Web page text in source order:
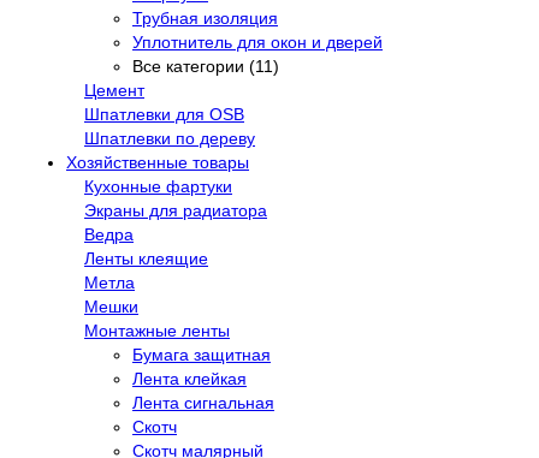
Трубная изоляция
Уплотнитель для окон и дверей
Все категории (11)
Цемент
Шпатлевки для OSB
Шпатлевки по дереву
Хозяйственные товары
Кухонные фартуки
Экраны для радиатора
Ведра
Ленты клеящие
Метла
Мешки
Монтажные ленты
Бумага защитная
Лента клейкая
Лента сигнальная
Скотч
Скотч малярный